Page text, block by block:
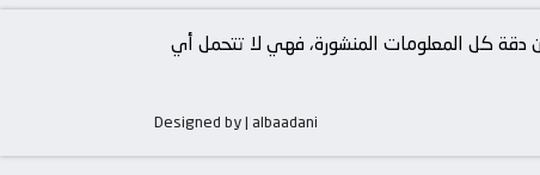
دقة كل المعلومات المنشورة، فهي لا تتحمل أي
Designed by | albaadani